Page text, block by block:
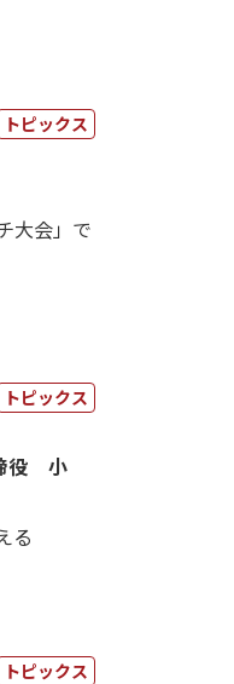
トピックス
大会」で
トピックス
役 小
る
トピックス